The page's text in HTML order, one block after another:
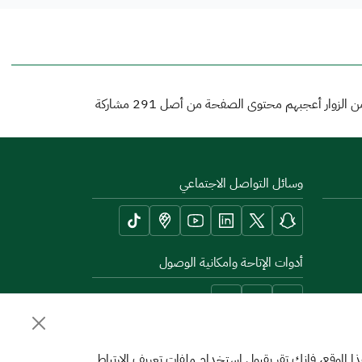
الزوار أعجبهم محتوى الصفحة من أصل 291 مشاركة
وسائل التواصل الاجتماعي
أدوات الإتاحة وامكانية الوصول